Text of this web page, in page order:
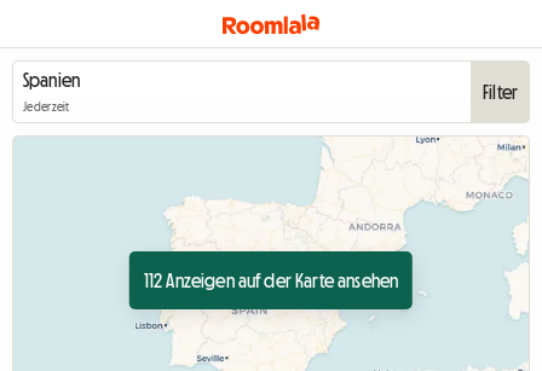
Jederzeit
Filter
112 Anzeigen auf der Karte ansehen